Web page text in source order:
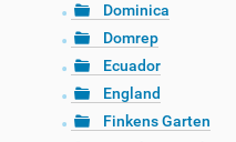
Dominica
Domrep
Ecuador
England
Finkens Garten